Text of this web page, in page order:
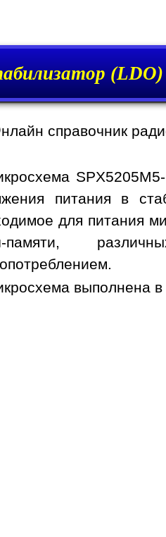
нлайн справочник
питания в
для питания
памяти,
выполнена в